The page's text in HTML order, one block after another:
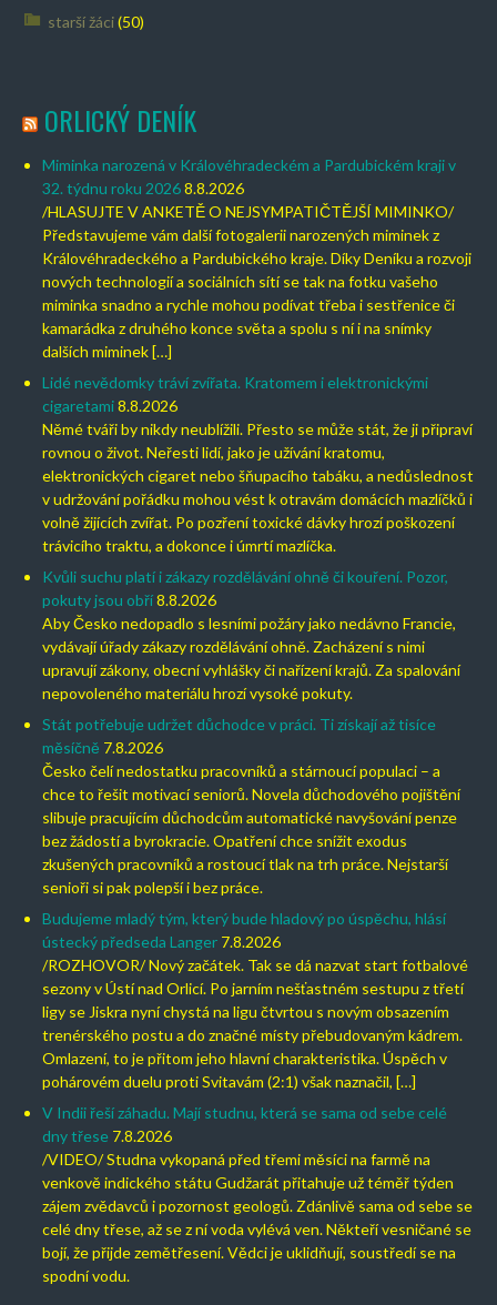
starší žáci(50)
ORLICKÝ DENÍK
Miminka narozená v Královéhradeckém a Pardubickém kraji v
32. týdnu roku 2026 8.8.2026
/HLASUJTE V ANKETĚ O NEJSYMPATIČTĚJŠÍ MIMINKO/
Představujeme vám další fotogalerii narozených miminek z
Královéhradeckého a Pardubického kraje. Díky Deníku a rozvoji
nových technologií a sociálních sítí se tak na fotku vašeho
miminka snadno a rychle mohou podívat třeba i sestřenice či
kamarádka z druhého konce světa a spolu s ní i na snímky
dalších miminek […]
Lidé nevědomky tráví zvířata. Kratomem i elektronickými
cigaretami 8.8.2026
Němé tváři by nikdy neublížili. Přesto se může stát, že ji připraví
rovnou o život. Neřesti lidí, jako je užívání kratomu,
elektronických cigaret nebo šňupacího tabáku, a nedůslednost
v udržování pořádku mohou vést k otravám domácích mazlíčků i
volně žijících zvířat. Po pozření toxické dávky hrozí poškození
trávicího traktu, a dokonce i úmrtí mazlíčka.
Kvůli suchu platí i zákazy rozdělávání ohně či kouření. Pozor,
pokuty jsou obří 8.8.2026
Aby Česko nedopadlo s lesními požáry jako nedávno Francie,
vydávají úřady zákazy rozdělávání ohně. Zacházení s nimi
upravují zákony, obecní vyhlášky či nařízení krajů. Za spalování
nepovoleného materiálu hrozí vysoké pokuty.
Stát potřebuje udržet důchodce v práci. Ti získají až tisíce
měsíčně 7.8.2026
Česko čelí nedostatku pracovníků a stárnoucí populaci – a
chce to řešit motivací seniorů. Novela důchodového pojištění
slibuje pracujícím důchodcům automatické navyšování penze
bez žádostí a byrokracie. Opatření chce snížit exodus
zkušených pracovníků a rostoucí tlak na trh práce. Nejstarší
senioři si pak polepší i bez práce.
Budujeme mladý tým, který bude hladový po úspěchu, hlásí
ústecký předseda Langer 7.8.2026
/ROZHOVOR/ Nový začátek. Tak se dá nazvat start fotbalové
sezony v Ústí nad Orlicí. Po jarním nešťastném sestupu z třetí
ligy se Jiskra nyní chystá na ligu čtvrtou s novým obsazením
trenérského postu a do značné místy přebudovaným kádrem.
Omlazení, to je přitom jeho hlavní charakteristika. Úspěch v
pohárovém duelu proti Svitavám (2:1) však naznačil, […]
V Indii řeší záhadu. Mají studnu, která se sama od sebe celé
dny třese 7.8.2026
/VIDEO/ Studna vykopaná před třemi měsíci na farmě na
venkově indického státu Gudžarát přitahuje už téměř týden
zájem zvědavců i pozornost geologů. Zdánlivě sama od sebe se
celé dny třese, až se z ní voda vylévá ven. Někteří vesničané se
bojí, že přijde zemětřesení. Vědci je uklidňují, soustředí se na
spodní vodu.